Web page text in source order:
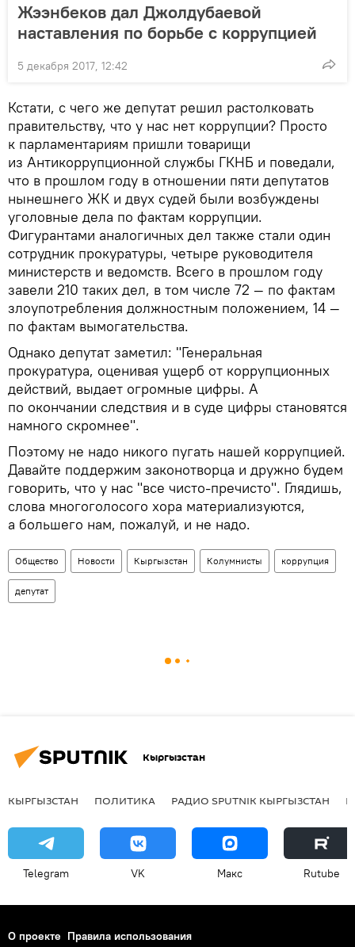
Жээнбеков дал Джолдубаевой
наставления по борьбе с коррупцией
5 декабря 2017, 12:42
Кстати, с чего же депутат решил растолковать
правительству, что у нас нет коррупции? Просто
к парламентариям пришли товарищи
из Антикоррупционной службы ГКНБ и поведали,
что в прошлом году в отношении пяти депутатов
нынешнего ЖК и двух судей были возбуждены
уголовные дела по фактам коррупции.
Фигурантами аналогичных дел также стали один
сотрудник прокуратуры, четыре руководителя
министерств и ведомств. Всего в прошлом году
завели 210 таких дел, в том числе 72 — по фактам
злоупотребления должностным положением, 14 —
по фактам вымогательства.
Однако депутат заметил: "Генеральная
прокуратура, оценивая ущерб от коррупционных
действий, выдает огромные цифры. А
по окончании следствия и в суде цифры становятся
намного скромнее".
Поэтому не надо никого пугать нашей коррупцией.
Давайте поддержим законотворца и дружно будем
говорить, что у нас "все чисто-пречисто". Глядишь,
слова многоголосого хора материализуются,
а большего нам, пожалуй, и не надо.
Общество Новости Кыргызстан Колумнисты коррупция
депутат
Кыргызстан
КЫРГЫЗСТАН ПОЛИТИКА РАДИО SPUTNIK КЫРГЫЗСТАН
Telegram VK Макс Rutube
О проекте Правила использования